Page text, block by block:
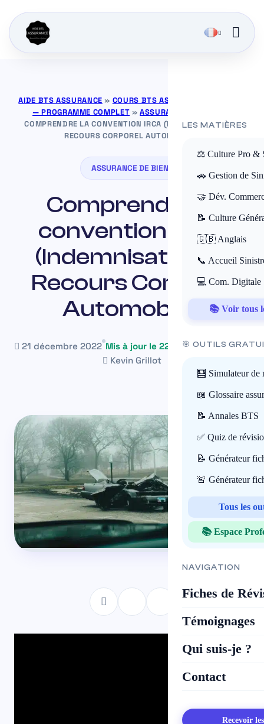
LES MATIÈRES
⚖️ Culture Pro &
🚗 Gestion de
🤝 Dév.
📝 Culture
🇬🇧 Anglais
📞 Accueil
💻 Com. Digitale
📚 Voir tous
🎯 OUTILS
🧮 Simulateur de
📖 Glossaire
📝 Annales BTS
✅ Quiz de
📝 Générateur
🚨 Générateur
Tous les
📚 Espace
NAVIGATION
Fiches de
Témoignages
Qui suis-je ?
Contact
Recevoir
AIDE BTS ASSURANCE » COURS BTS ASSURANCE GRATUITS
— PROGRAMME COMPLET »ASSURANCE DE BIENS
COMPRENDRE LA CONVENTION IRCA (INDEMNISATION ET
RECOURS CORPOREL AUTOMOBILE)
ASSURANCE DE BIENS
Comprendre la
convention IRCA
(Indemnisation et
Recours Corporel
Automobile)
21 décembre 2022 Mis à jour le 22 mai 2026 ~11 min
Kevin Grillot